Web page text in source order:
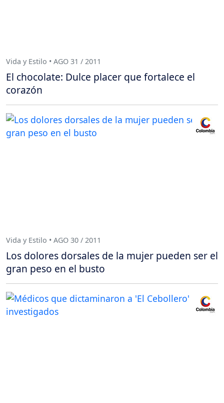
Vida y Estilo • AGO 31 / 2011
El chocolate: Dulce placer que fortalece el
corazón
Vida y Estilo • AGO 30 / 2011
Los dolores dorsales de la mujer pueden ser el
gran peso en el busto